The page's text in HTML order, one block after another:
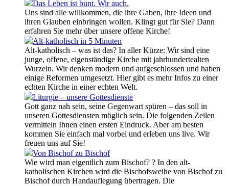
Das Leben ist bunt. Wir auch.
Uns sind alle willkommen, die ihre Gaben, ihre Ideen und
ihren Glauben einbringen wollen. Klingt gut für Sie? Dann
erfahren Sie mehr über unsere offene Kirche!
Alt-katholisch in 5 Minuten
Alt-katholisch – was ist das? In aller Kürze: Wir sind eine
junge, offene, eigenständige Kirche mit jahrhundertealten
Wurzeln. Wir denken modern und aufgeschlossen und haben
einige Reformen umgesetzt. Hier gibt es mehr Infos zu einer
echten Kirche in einer echten Welt.
Liturgie – unsere Gottesdienste
Gott ganz nah sein, seine Gegenwart spüren – das soll in
unseren Gottesdiensten möglich sein. Die folgenden Zeilen
vermitteln Ihnen einen ersten Eindruck. Aber am besten
kommen Sie einfach mal vorbei und erleben uns live. Wir
freuen uns auf Sie!
Von Bischof zu Bischof
Wie wird man eigentlich zum Bischof? ? In den alt-
katholischen Kirchen wird die Bischofsweihe von Bischof zu
Bischof durch Handauflegung übertragen. Die